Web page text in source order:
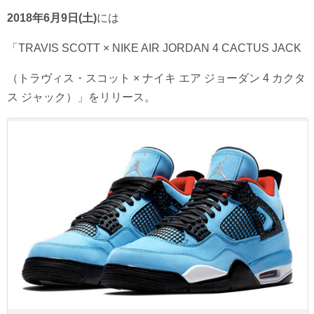
2018年6月9日(土)には
「TRAVIS SCOTT × NIKE AIR JORDAN 4 CACTUS JACK
（トラヴィス・スコット × ナイキ エア ジョーダン 4 カクタ
ス ジャック）」をリリース。